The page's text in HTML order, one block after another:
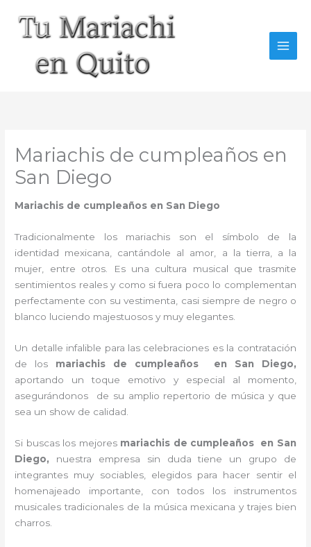
contenido
Mariachis de cumpleaños en
San Diego
Mariachis de cumpleaños en San Diego
Tradicionalmente los mariachis son el símbolo de la
identidad mexicana, cantándole al amor, a la tierra, a la
mujer, entre otros. Es una cultura musical que trasmite
sentimientos reales y como si fuera poco lo complementan
perfectamente con su vestimenta, casi siempre de negro o
blanco luciendo majestuosos y muy elegantes.
Un detalle infalible para las celebraciones es la contratación
de los mariachis de cumpleaños en San Diego,
aportando un toque emotivo y especial al momento,
asegurándonos de su amplio repertorio de música y que
sea un show de calidad.
Si buscas los mejores mariachis de cumpleaños en San
Diego, nuestra empresa
sin duda tiene un grupo de
integrantes muy sociables, elegidos para hacer sentir el
homenajeado importante, con todos los instrumentos
musicales tradicionales de la música mexicana y trajes bien
charros.